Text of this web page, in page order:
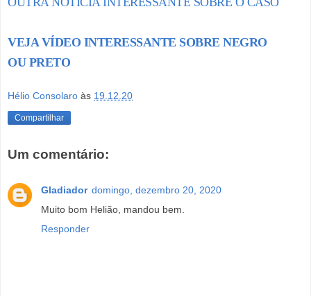
VEJA VÍDEO INTERESSANTE SOBRE NEGRO
OU PRETO
Hélio Consolaro às 19.12.20
Compartilhar
Um comentário:
Gladiador domingo, dezembro 20, 2020
Muito bom Helião, mandou bem.
Responder